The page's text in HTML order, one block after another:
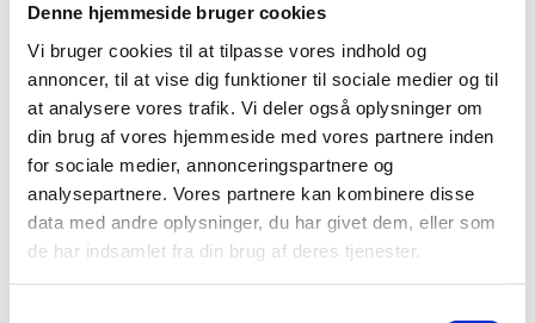
Denne hjemmeside bruger cookies
Vi bruger cookies til at tilpasse vores indhold og
annoncer, til at vise dig funktioner til sociale medier og til
at analysere vores trafik. Vi deler også oplysninger om
din brug af vores hjemmeside med vores partnere inden
for sociale medier, annonceringspartnere og
analysepartnere. Vores partnere kan kombinere disse
data med andre oplysninger, du har givet dem, eller som
de har indsamlet fra din brug af deres tjenester.
Med aftalen er det besluttet, at aftale om indhold på epx skal
være færdigforhandlet i 1. kvartal af 2026.